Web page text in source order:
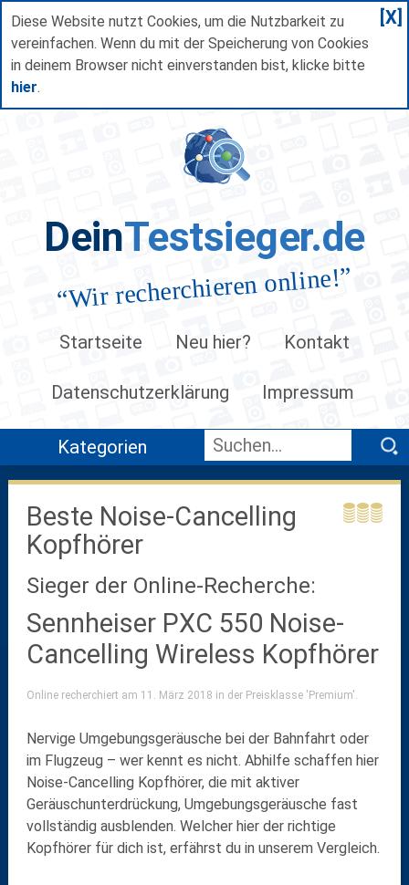
Diese Website nutzt Cookies, um die Nutzbarkeit zu
vereinfachen. Wenn du mit der Speicherung von Cookies
in deinem Browser nicht einverstanden bist, klicke bitte
hier.
[X]
DeinTestsieger.de
“Wir recherchieren online!”
Startseite Neu hier? Kontakt
Datenschutzerklärung Impressum
Kategorien
Beste Noise-Cancelling
Kopfhörer
Sieger der Online-Recherche:
Sennheiser PXC 550 Noise-
Cancelling Wireless Kopfhörer
Online recherchiert am 11. März 2018 in der Preisklasse 'Premium'.
Nervige Umgebungsgeräusche bei der Bahnfahrt oder
im Flugzeug – wer kennt es nicht. Abhilfe schaffen hier
Noise-Cancelling Kopfhörer, die mit aktiver
Geräuschunterdrückung, Umgebungsgeräusche fast
vollständig ausblenden. Welcher hier der richtige
Kopfhörer für dich ist, erfährst du in unserem Vergleich.